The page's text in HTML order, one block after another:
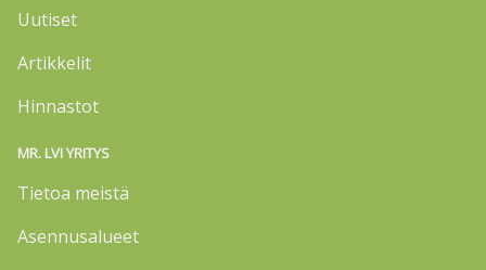
Uutiset
Artikkelit
Hinnastot
MR. LVI YRITYS
Tietoa meistä
Asennusalueet